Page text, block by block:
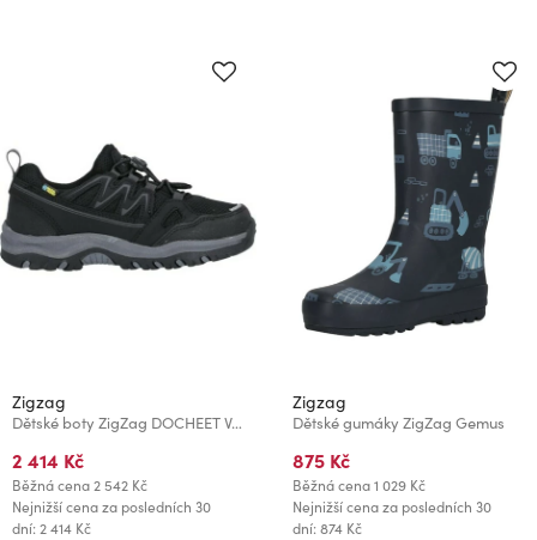
Zigzag
Dětské boty ZigZag DOCHEET Velikost:
2 414 Kč
Běžná cena2 542 Kč
Nejnižší cena za posledních 30
dní: 2 414 Kč
Zigzag
Dětské gumáky ZigZag Gemus
875 Kč
Běžná cena1 029 Kč
Nejnižší cena za posledních 30
dní: 874 Kč